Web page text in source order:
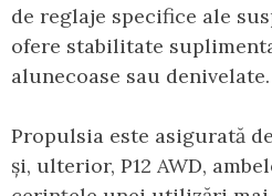
de reglaje specifice ale
ofere stabilitate
alunecoase sau denivelate.
Propulsia este asigurată
și, ulterior, P12 AWD,